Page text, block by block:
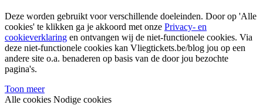
Deze worden gebruikt voor verschillende doeleinden. Door op 'Alle
cookies' te klikken ga je akkoord met onze Privacy- en
cookieverklaring en ontvangen wij de niet-functionele cookies. Via
deze niet-functionele cookies kan Vliegtickets.be/blog jou op een
andere site o.a. benaderen op basis van de door jou bezochte
pagina's.
Toon meer
Alle cookies Nodige cookies